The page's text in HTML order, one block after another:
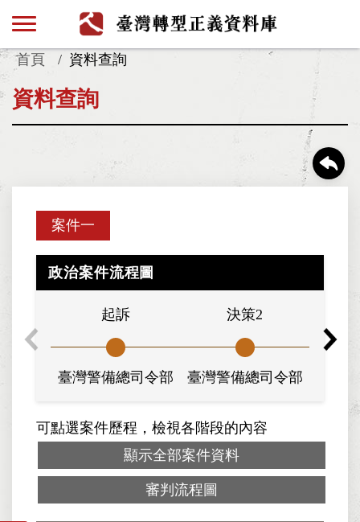
首頁 資料查詢
資料查詢
案件一
政治案件流程圖
起訴
臺灣警備總司令部
決策2
臺灣警備總司令部
可點選案件歷程，檢視各階段的內容
顯示全部案件資料
審判流程圖